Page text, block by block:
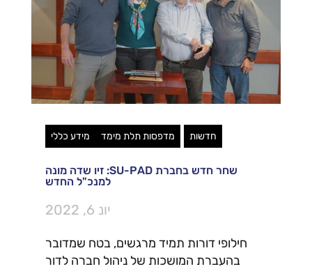
חדשות מדפסות תלת מימד מידע כללי
שחר חדש בחברת SU-PAD: זיו שדה מונה
למנכ"ל החדש
יונ 6, 2022
חילופי דורות תמיד מרגשים, בטח שמדובר
בהעברת המושכות של ניהול חברה לדור